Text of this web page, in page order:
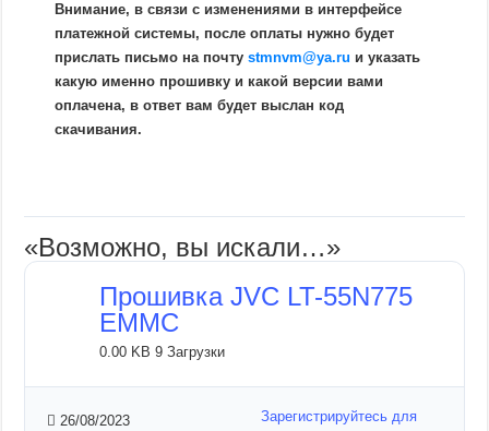
Внимание, в связи с изменениями в интерфейсе
платежной системы, после оплаты нужно будет
прислать письмо на почтуstmnvm@ya.ru и указать
какую именно прошивку и какой версии вами
оплачена, в ответ вам будет выслан код
скачивания.
«Возможно, вы искали…»
Прошивка JVC LT-55N775
EMMC
0.00 KB9 Загрузки
26/08/2023
Зарегистрируйтесь для